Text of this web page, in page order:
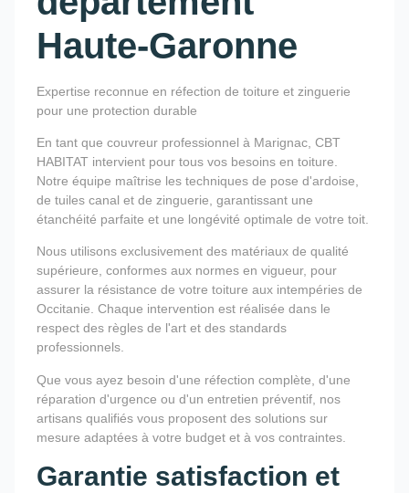
Haute-Garonne
Expertise reconnue en réfection de toiture et zinguerie
pour une protection durable
En tant que couvreur professionnel à Marignac, CBT
HABITAT intervient pour tous vos besoins en toiture.
Notre équipe maîtrise les techniques de pose d'ardoise,
de tuiles canal et de zinguerie, garantissant une
étanchéité parfaite et une longévité optimale de votre toit.
Nous utilisons exclusivement des matériaux de qualité
supérieure, conformes aux normes en vigueur, pour
assurer la résistance de votre toiture aux intempéries de
Occitanie. Chaque intervention est réalisée dans le
respect des règles de l'art et des standards
professionnels.
Que vous ayez besoin d'une réfection complète, d'une
réparation d'urgence ou d'un entretien préventif, nos
artisans qualifiés vous proposent des solutions sur
mesure adaptées à votre budget et à vos contraintes.
Garantie satisfaction et